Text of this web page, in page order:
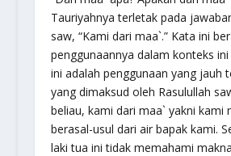
Tauriyahnya terletak pada
saw, “Kami dari maa`.” Kata ini
penggunaannya dalam konteks
ini adalah penggunaan yang jauh
yang dimaksud oleh Rasulullah
beliau, kami dari maa`yakni kami
berasal-usul dari air bapak kami.
laki tua ini tidak memahami